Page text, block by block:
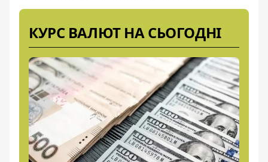
КУРС ВАЛЮТ НА СЬОГОДНІ